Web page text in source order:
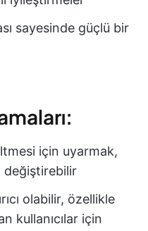
sayesinde güçlü bir
için uyarmak,
değiştirebilir
olabilir, özellikle
kullanıcılar için